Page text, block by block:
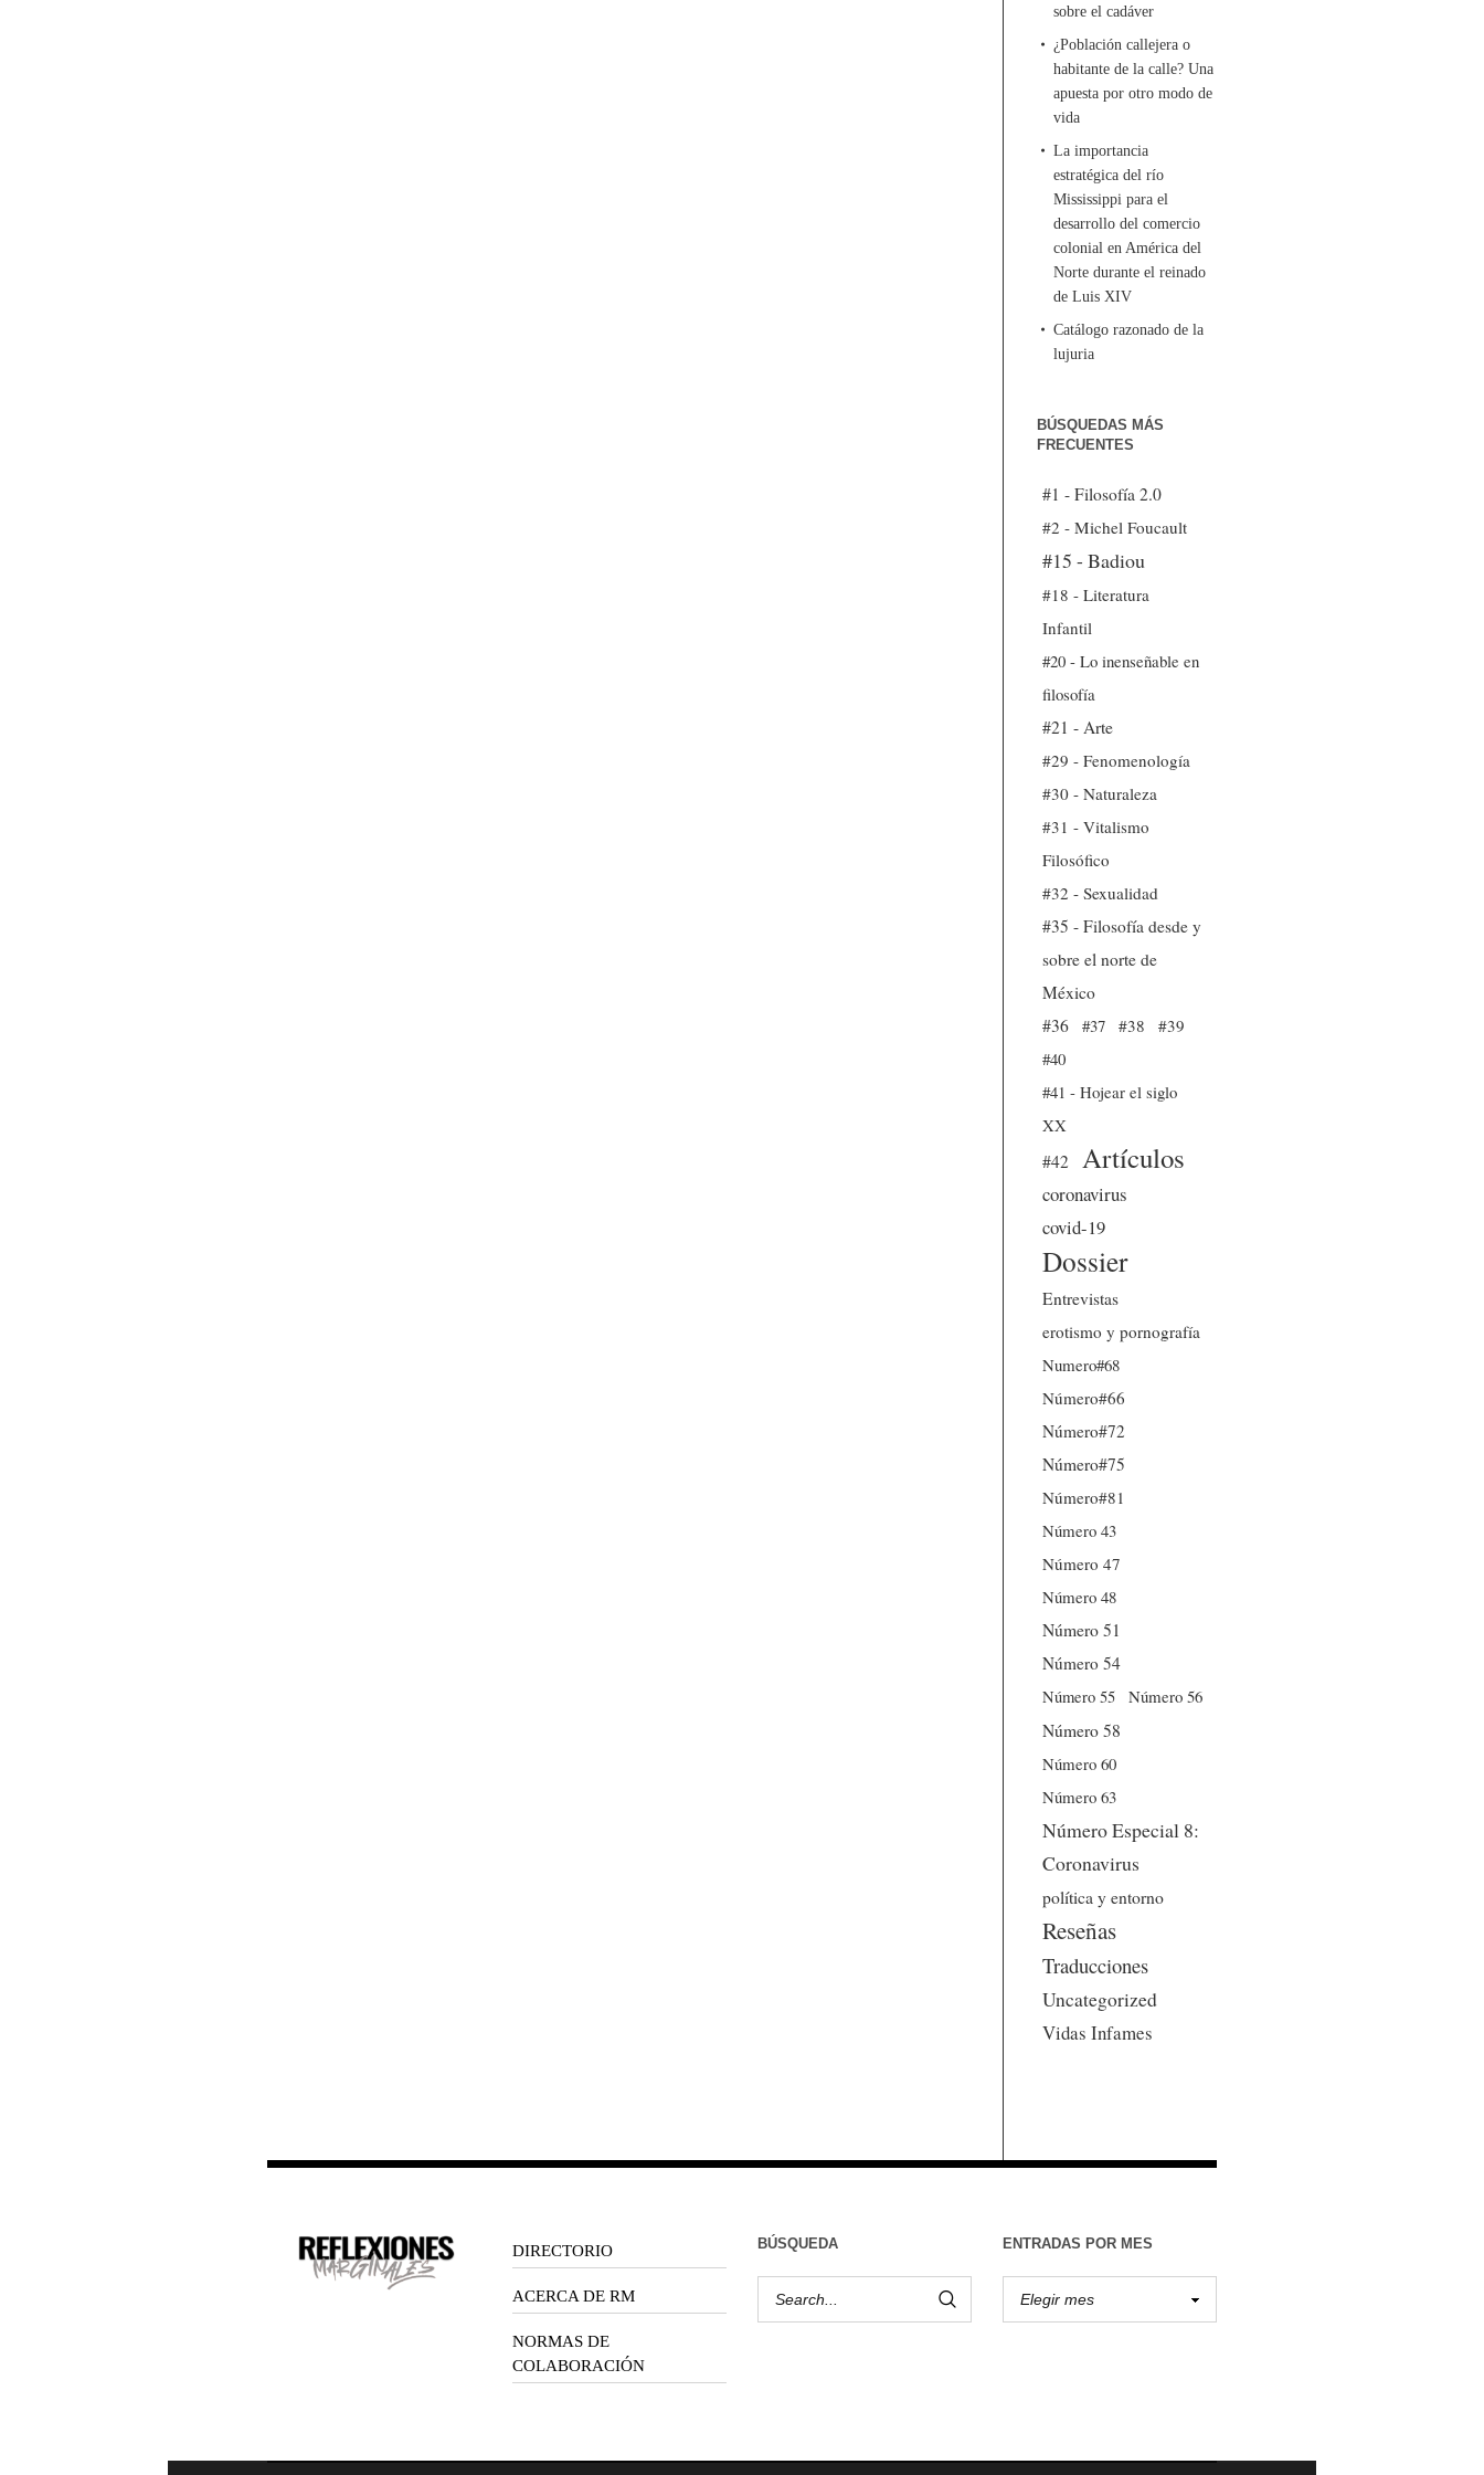
sobre el cadáver
¿Población callejera o
habitante de la calle? Una
apuesta por otro modo de
vida
La importancia
estratégica del río
Mississippi para el
desarrollo del comercio
colonial en América del
Norte durante el reinado
de Luis XIV
Catálogo razonado de la
lujuria
BÚSQUEDAS MÁS
FRECUENTES
#1 - Filosofía 2.0
#2 - Michel Foucault
#15 - Badiou
#18 - Literatura
Infantil
#20 - Lo inenseñable en
filosofía
#21 - Arte
#29 - Fenomenología
#30 - Naturaleza
#31 - Vitalismo
Filosófico
#32 - Sexualidad
#35 - Filosofía desde y
sobre el norte de
México
#36
#37 #38
#39
#40
#41 - Hojear el siglo
XX
#42
Artículos
coronavirus
covid-19
Dossier
Entrevistas
erotismo y pornografía
Numero#68
Número#66
Número#72
Número#75
Número#81
Número 43
Número 47
Número 48
Número 51
Número 54
Número 55
Número 56
Número 58
Número 60
Número 63
Número Especial 8:
Coronavirus
política y entorno
Reseñas
Traducciones
Uncategorized
Vidas Infames
DIRECTORIO
ACERCA DE RM
NORMAS DE
COLABORACIÓN
BÚSQUEDA ENTRADAS POR MES